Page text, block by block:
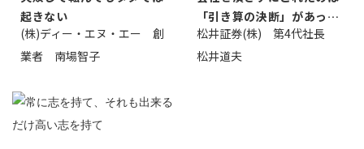
起きない
(株)ディー・エヌ・エー 創
業者 南場智子
「引き算の決断」があった
から
松井証券(株) 第4代社長
松井道夫